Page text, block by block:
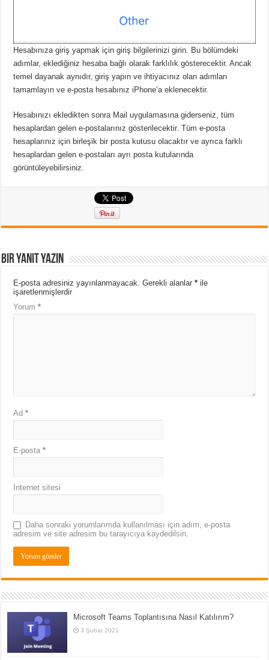
Hesabınıza giriş yapmak için giriş bilgilerinizi girin. Bu bölümdeki
adımlar, eklediğiniz hesaba bağlı olarak farklılık gösterecektir. Ancak
temel dayanak aynıdır, giriş yapın ve ihtiyacınız olan adımları
tamamlayın ve e-posta hesabınız iPhone’a eklenecektir.
Hesabınızı ekledikten sonra Mail uygulamasına giderseniz, tüm
hesaplardan gelen e-postalarınız gösterilecektir. Tüm e-posta
hesaplarınız için birleşik bir posta kutusu olacaktır ve ayrıca farklı
hesaplardan gelen e-postaları ayrı posta kutularında
görüntüleyebilirsiniz.
Bir yanıt yazın
E-posta adresiniz yayınlanmayacak. Gerekli alanlar* ile
işaretlenmişlerdir
Yorum*
Ad*
E-posta*
İnternet sitesi
Daha sonraki yorumlarımda kullanılması için adım, e-posta
adresim ve site adresim bu tarayıcıya kaydedilsin.
Microsoft Teams Toplantısına Nasıl Katılırım?
3 Şubat 2021